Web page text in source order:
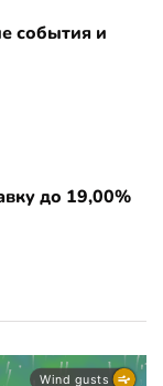
события и
до 19,00%